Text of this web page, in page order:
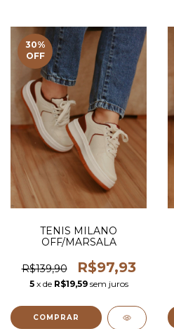
30%
OFF
TENIS MILANO
OFF/MARSALA
R$139,90 R$97,93
5 x de R$19,59 sem juros
COMPRAR